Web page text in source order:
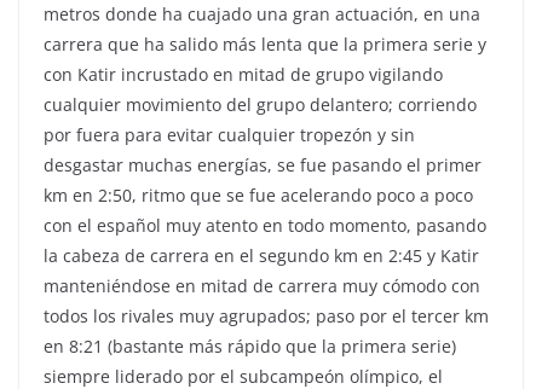
metros donde ha cuajado una gran actuación, en una
carrera que ha salido más lenta que la primera serie y
con Katir incrustado en mitad de grupo vigilando
cualquier movimiento del grupo delantero; corriendo
por fuera para evitar cualquier tropezón y sin
desgastar muchas energías, se fue pasando el primer
km en 2:50, ritmo que se fue acelerando poco a poco
con el español muy atento en todo momento, pasando
la cabeza de carrera en el segundo km en 2:45 y Katir
manteniéndose en mitad de carrera muy cómodo con
todos los rivales muy agrupados; paso por el tercer km
en 8:21 (bastante más rápido que la primera serie)
siempre liderado por el subcampeón olímpico, el